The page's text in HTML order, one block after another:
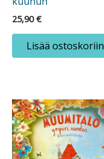
25,90€
Lisää ostoskoriin